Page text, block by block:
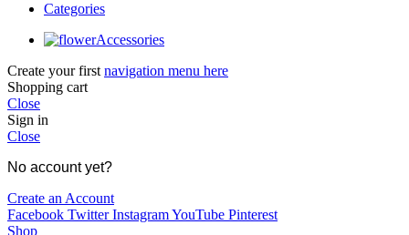
Categories
Accessories
Create your first navigation menu here
Shopping cart
Close
Sign in
Close
No account yet?
Create an Account
Facebook Twitter InstagramYouTube Pinterest
Shop